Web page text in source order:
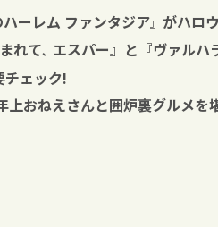
ーレム ファンタジア』 がハロ
れて、 エスパー』と『ヴァルハ
チェック!
上おねえさんと囲炉裏グルメを